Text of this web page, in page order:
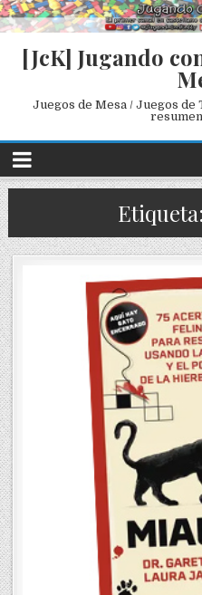
[JcK] Jugando
Juegos de Mesa / Juegos